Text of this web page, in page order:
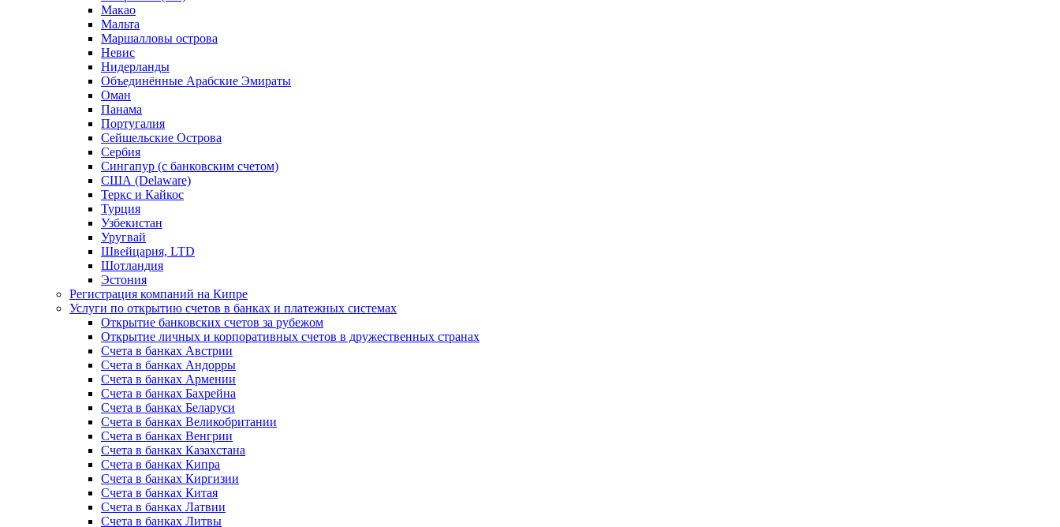
Макао
Мальта
Маршалловы острова
Нeвис
Нидерланды
Объединённые Арабские Эмираты
Оман
Панама
Португалия
Сейшельские Острова
Сербия
Сингапур (c банковским счетом)
США (Delaware)
Теркс и Кайкос
Турция
Узбекистан
Уругвай
Швейцария, LTD
Шотландия
Эстония
Регистрация компаний на Кипре
Услуги по открытию счетов в банках и платежных системах
Открытие банковских счетов за рубежом
Открытие личных и корпоративных счетов в дружественных странах
Счета в банках Австрии
Счета в банках Андорры
Счета в банках Армении
Счета в банках Бахрейна
Счета в банках Беларуси
Счета в банках Великобритании
Счета в банках Венгрии
Счета в банках Казахстана
Счета в банках Кипра
Счета в банках Киргизии
Счета в банках Китая
Счета в банках Латвии
Счета в банках Литвы